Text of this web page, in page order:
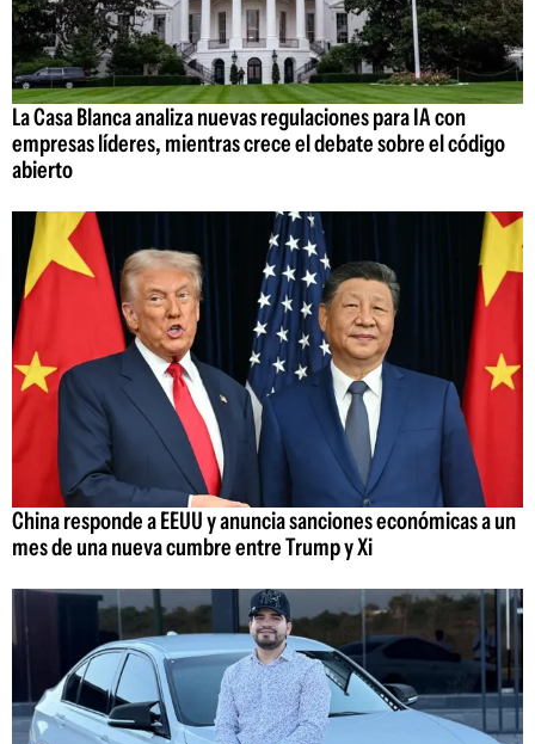
La Casa Blanca analiza nuevas regulaciones para IA con
empresas líderes, mientras crece el debate sobre el código
abierto
China responde a EEUU y anuncia sanciones económicas a un
mes de una nueva cumbre entre Trump y Xi